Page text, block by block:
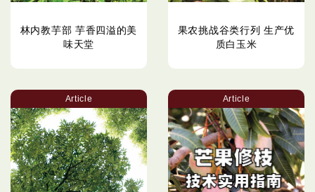
林内教芋部 芋香四溢的美
味天堂
果农挑战谷类行列 生产优
质白玉米
Article Article